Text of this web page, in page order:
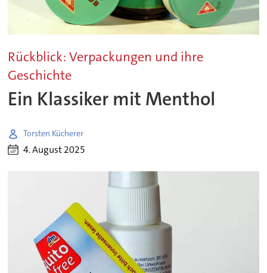
Rückblick: Verpackungen und ihre
Geschichte
Ein Klassiker mit Menthol
Torsten Kücherer
4. August 2025